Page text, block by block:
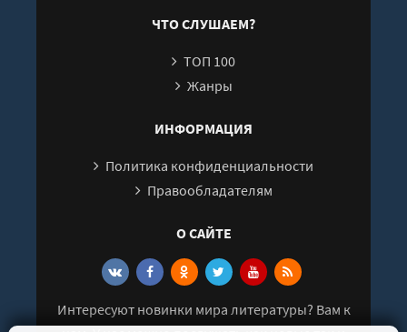
ЧТО СЛУШАЕМ?
ТОП 100
Жанры
ИНФОРМАЦИЯ
Политика конфиденциальности
Правообладателям
О САЙТЕ
Интересуют новинки мира литературы? Вам к